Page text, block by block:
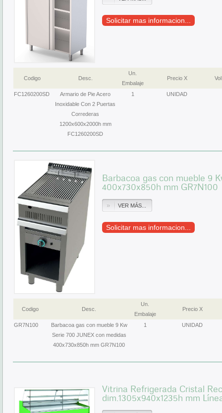
Solicitar mas informacion...
Codigo Desc.
Un.
Embalaje
Precio X
FC1260200SD
Armario de Pie Acero
Inoxidable Con 2 Puertas
Correderas
1200x600x2000h mm
FC1260200SD
1 UNIDAD
Barbacoa gas con mueble 9
400x730x850h mm GR7N100
VER MÁS...
Solicitar mas informacion...
Codigo Desc.
Un.
Embalaje
Precio X
GR7N100
Barbacoa gas con mueble 9 Kw
Serie 700 JUNEX con medidas
400x730x850h mm GR7N100
1 UNIDAD
Vitrina Refrigerada Cristal
dim.1305x940x1235h mm